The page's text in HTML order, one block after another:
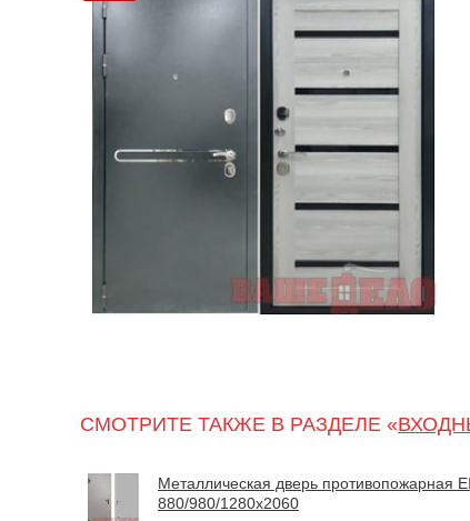
СМОТРИТЕ ТАКЖЕ В РАЗДЕЛЕ «
Металлическая дверь противопожарная
880/980/1280х2060